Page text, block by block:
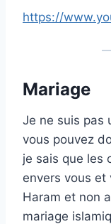
https://
Mariage
Je ne suis pas
vous pouvez
je sais que les
envers vous
Haram et non
mariage